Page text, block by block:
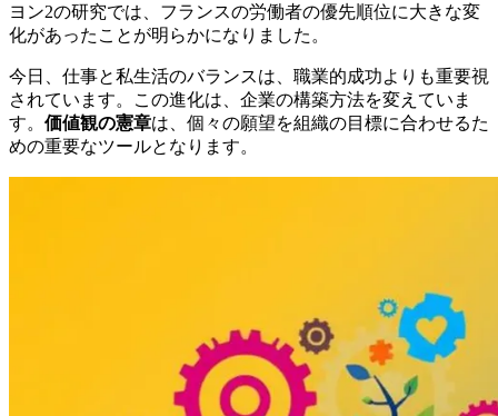
ヨン2の研究では、フランスの労働者の優先順位に大きな変
化があったことが明らかになりました。
今日、仕事と私生活のバランスは、職業的成功よりも重要視
されています。この進化は、企業の構築方法を変えていま
す。 価値観の憲章は、個々の願望を組織の目標に合わせるた
めの重要なツールとなります。